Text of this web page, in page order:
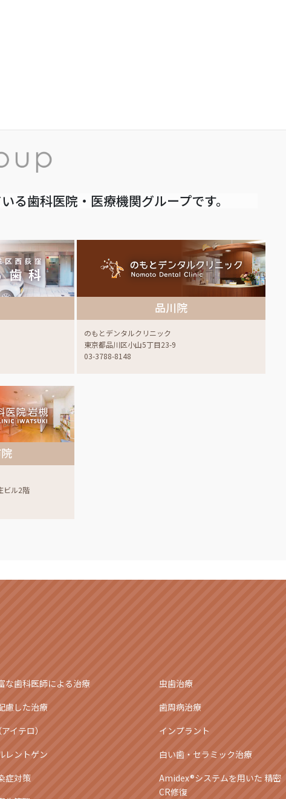
る歯科医院・医療機関グループです。
品川院
のもとデンタルクリニック
東京都品川区小山5丁目23-9
03-3788-8148
ビル2階
な歯科医師による治療
慮した治療
イテロ）
レントゲン
症対策
虫歯治療
歯周病治療
インプラント
白い歯・セラミック治療
Amidex®システムを用いた 精密
CR修復